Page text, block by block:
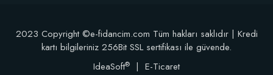
2023 Copyright ©e-fidancim.com Tüm hakları saklıdır | Kredi
kartı bilgileriniz 256Bit SSL sertifikası ile güvende.
IdeaSoft® | E-Ticaret